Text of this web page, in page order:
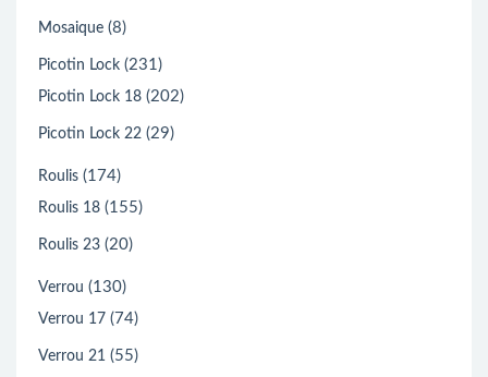
Mosaique (8)
Picotin Lock (231)
Picotin Lock 18 (202)
Picotin Lock 22 (29)
Roulis (174)
Roulis 18 (155)
Roulis 23 (20)
Verrou (130)
Verrou 17 (74)
Verrou 21 (55)